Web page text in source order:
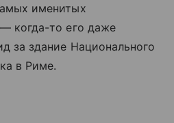
именитых
когда-то его даже
за здание Национального
в Риме.